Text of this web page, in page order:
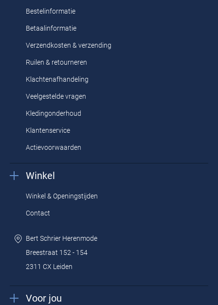
Bestelinformatie
Betaalinformatie
Verzendkosten & verzending
Ruilen & retourneren
Klachtenafhandeling
Veelgestelde vragen
Kledingonderhoud
Klantenservice
Actievoorwaarden
Winkel
Winkel & Openingstijden
Contact
Bert Schrier Herenmode
Breestraat 152 - 154
2311 CX Leiden
Voor jou